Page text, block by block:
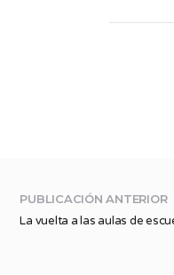
PUBLICACIÓN ANTERIOR
La vuelta a las aulas de